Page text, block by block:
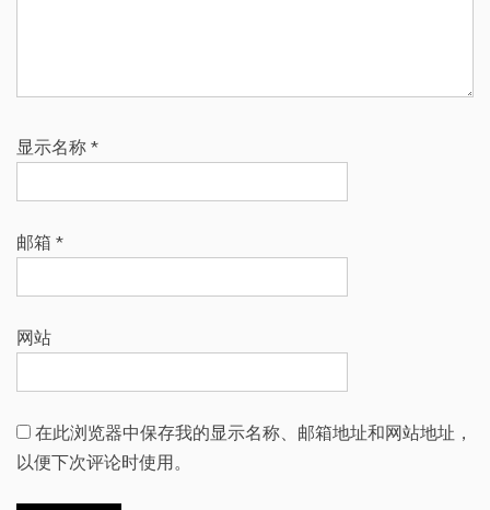
显示名称 *
邮箱 *
网站
在此浏览器中保存我的显示名称、邮箱地址和网站地址，
以便下次评论时使用。